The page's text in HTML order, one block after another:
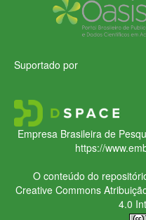
Suportado por
Empresa Brasileira de
https://
O conteúdo do
Creative Commons
4.0